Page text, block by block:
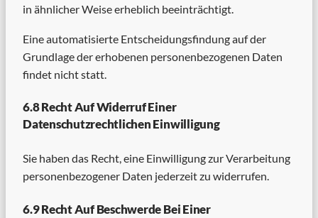
in ähnlicher Weise erheblich beeinträchtigt.
Eine automatisierte Entscheidungsfindung auf der
Grundlage der erhobenen personenbezogenen Daten
findet nicht statt.
6.8 Recht Auf Widerruf Einer
Datenschutzrechtlichen Einwilligung
Sie haben das Recht, eine Einwilligung zur Verarbeitung
personenbezogener Daten jederzeit zu widerrufen.
6.9 Recht Auf Beschwerde Bei Einer